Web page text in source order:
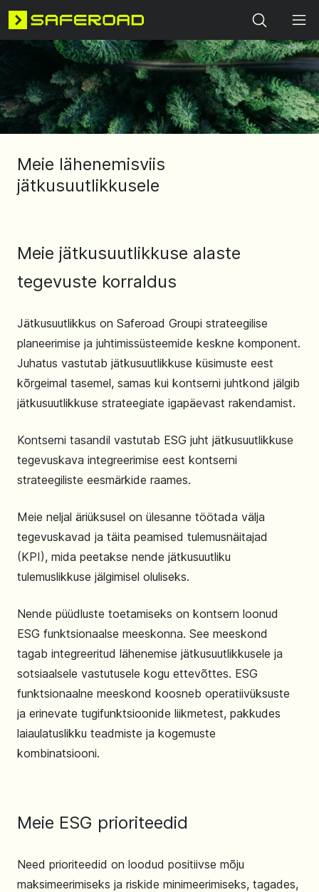
Search
Meie lähenemisviis
jätkusuutlikkusele
Meie jätkusuutlikkuse alaste
tegevuste korraldus
Jätkusuutlikkus on Saferoad Groupi strateegilise
planeerimise ja juhtimissüsteemide keskne komponent.
Juhatus vastutab jätkusuutlikkuse küsimuste eest
kõrgeimal tasemel, samas kui kontserni juhtkond jälgib
jätkusuutlikkuse strateegiate igapäevast rakendamist.
Kontserni tasandil vastutab ESG juht jätkusuutlikkuse
tegevuskava integreerimise eest kontserni
strateegiliste eesmärkide raames.
Meie neljal äriüksusel on ülesanne töötada välja
tegevuskavad ja täita peamised tulemusnäitajad
(KPI), mida peetakse nende jätkusuutliku
tulemuslikkuse jälgimisel oluliseks.
Nende püüdluste toetamiseks on kontsern loonud
ESG funktsionaalse meeskonna. See meeskond
tagab integreeritud lähenemise jätkusuutlikkusele ja
sotsiaalsele vastutusele kogu ettevõttes. ESG
funktsionaalne meeskond koosneb operatiivüksuste
ja erinevate tugifunktsioonide liikmetest, pakkudes
laiaulatuslikku teadmiste ja kogemuste
kombinatsiooni.
Meie ESG prioriteedid
Need prioriteedid on loodud positiivse mõju
maksimeerimiseks ja riskide minimeerimiseks, tagades,